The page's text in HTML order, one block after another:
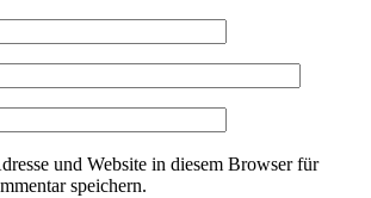
und Website in diesem Browser für
speichern.